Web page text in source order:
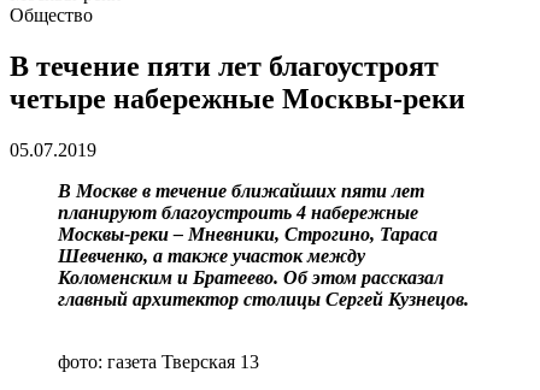
Общество
В течение пяти лет благоустроят
четыре набережные Москвы-реки
05.07.2019
В Москве в течение ближайших пяти лет
планируют благоустроить 4 набережные
Москвы-реки – Мневники, Строгино, Тараса
Шевченко, а также участок между
Коломенским и Братеево. Об этом рассказал
главный архитектор столицы Сергей Кузнецов.
фото: газета Тверская 13